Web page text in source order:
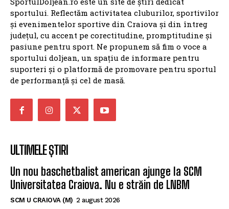
județul, cu accent pe corectitudine, promptitudine și
pasiune pentru sport. Ne propunem să fim o voce a
sportului doljean, un spațiu de informare pentru
suporteri și o platformă de promovare pentru sportul
de performanță și cel de masă.
ULTIMELE ȘTIRI
Un nou baschetbalist american ajunge la SCM
Universitatea Craiova. Nu e străin de LNBM
SCM U CRAIOVA (M) 2 august 2026
SCM Universitatea Craiova aduce un nou
playmaker pentru noul sezon